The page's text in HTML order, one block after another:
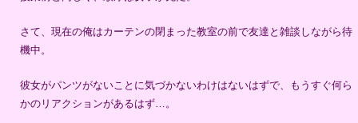
さて、現在の俺はカーテンの閉まった教室の前で友達と雑談しながら待
機中。
彼女がパンツがないことに気づかないわけはないはずで、もうすぐ何ら
かのリアクションがあるはず…。